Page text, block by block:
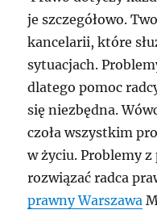
je szczegółowo.
kancelarii, które
sytuacjach.
dlatego pomoc
się niezbędna.
czoła wszystkim
w życiu. Problemy
rozwiązać radca
prawny Warszawa